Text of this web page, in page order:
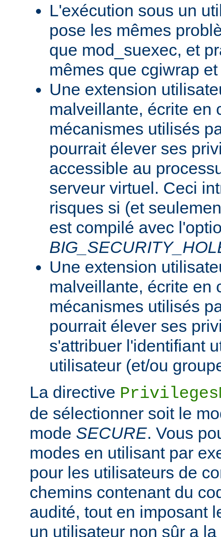
L'exécution sous un
pose les mêmes
que mod_suexec, et
mêmes que cgiwrap
Une extension
malveillante, écrite en
mécanismes utilisés
pourrait élever ses
accessible au
serveur virtuel. Ceci
risques si (et
est compilé avec
Une extension
malveillante, écrite en
mécanismes utilisés
pourrait élever ses
s'attribuer l'identifiant
utilisateur (et/ou
La directive
de sélectionner soit le
mode SECURE. Vous
modes en utilisant par
pour les utilisateurs de
chemins contenant du
audité, tout en imposant
un utilisateur non sûr a